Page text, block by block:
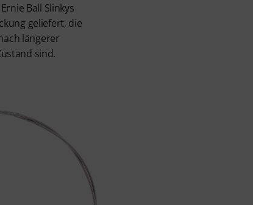
Ball Slinkys
geliefert, die
längerer
sind.